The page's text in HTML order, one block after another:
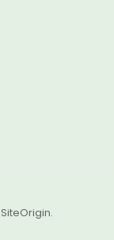
SiteOrigin.